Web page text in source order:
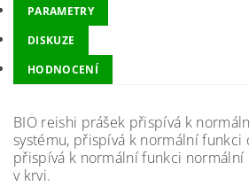
PARAMETRY
DISKUZE
HODNOCENÍ
BIO reishi prášek přispívá k
systému, přispívá k normální funkci
přispívá k normální funkci
v krvi.